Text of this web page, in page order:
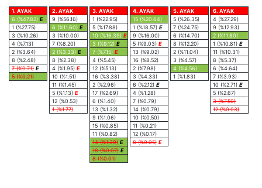
1. AYAK
6 (%47.82) E
1 (%27.75)
3 (%10.26)
4 (%7.13)
2 (%3.64)
8 (%2.48)
7 (%0.71) E
5 (%0.21)
2. AYAK
9 (%56.16)
6 (%11.60) E
3 (%10.00)
7 (%8.20)
2 (%3.33) E
8 (%2.38)
4 (%1.95) E
10 (%1.51)
11 (%1.45)
5 (%1.13) E
12 (%0.53)
1 (%1.77)
3. AYAK
1 (%22.95)
5 (%17.88)
10 (%16.39) E
3 (%9.12) E
7 (%7.15) E
4 (%5.45)
12 (%5.13)
16 (%3.38)
2 (%2.96)
17 (%2.69)
6 (%1.40)
13 (%1.32)
9 (%1.06)
15 (%0.85)
11 (%0.82)
14 (%1.39) E
18 (%0.07) E
8 (%0.01)
4. AYAK
15 (%20.64)
1 (%18.57) E
9 (%16.00)
5 (%9.03) E
13 (%9.02)
16 (%8.52)
2 (%7.98)
3 (%4.33)
6 (%2.12) E
4 (%1.28)
7 (%0.79)
14 (%0.79)
10 (%0.50)
11 (%0.21)
12 (%0.17)
8 (%0.05) E
5. AYAK
5 (%26.35)
7 (%24.75)
6 (%14.70)
8 (%12.20)
2 (%11.04)
3 (%4.57)
4 (%4.56)
1 (%1.83)
6. AYAK
4 (%27.29)
9 (%12.93)
2 (%11.80)
1 (%10.81) E
11 (%10.31)
8 (%5.37)
6 (%4.64)
7 (%3.93)
10 (%2.71) E
5 (%2.67)
3 (%7.50)
12 (%0.03)